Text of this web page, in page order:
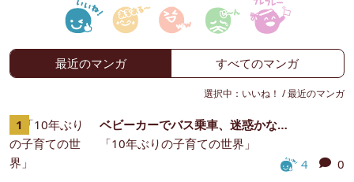
最近のマンガ すべてのマンガ
選択中： いいね！ /最近のマンガ
ベビーカーでバス乗車、迷惑かな…
「10年ぶりの子育ての世界」
4
0